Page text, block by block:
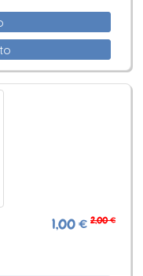
1,00 € 2,00 €